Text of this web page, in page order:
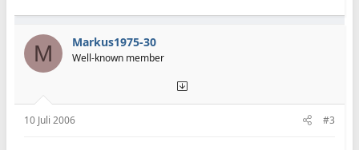
M Markus1975-30
Well-known member
10 Juli 2006 #3